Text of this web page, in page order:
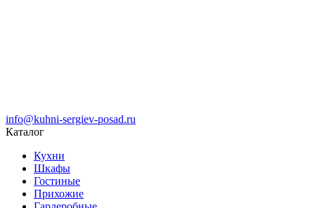
info@kuhni-sergiev-posad.ru
Каталог
Кухни
Шкафы
Гостиные
Прихожие